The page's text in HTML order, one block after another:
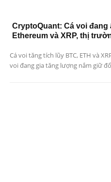
CryptoQuant: Cá voi đang
Ethereum và XRP, thị
Cá voi tăng tích lũy BTC, ETH và
voi đang gia tăng lượng nắm giữ